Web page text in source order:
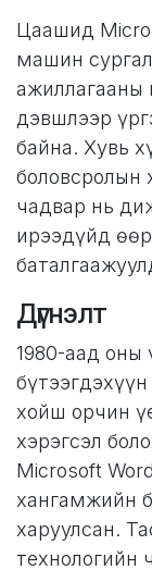
Цаашид
машин
ажиллагааны
дэвшлээр
байна. Хувь
боловсролын
чадвар нь
ирээдүйд
Дүгнэлт
1980-аад оны
хойш орчин
хэрэгсэл
Microsoft
хангамжийн
харуулсан.
технологийн